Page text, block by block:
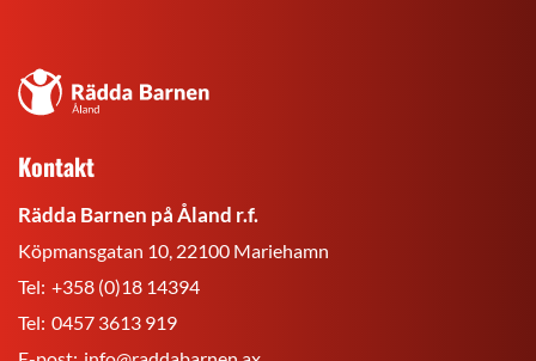
Kontakt
Rädda Barnen på Åland r.f.
Köpmansgatan 10, 22100 Mariehamn
Tel: +358 (0)18 14394
Tel: 0457 3613 919